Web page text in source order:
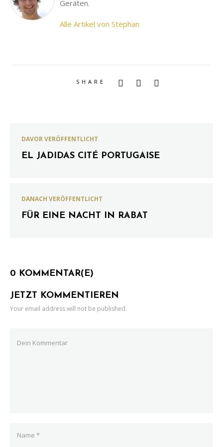
Geräten.
Alle Artikel von Stephan
SHARE
DAVOR VERÖFFENTLICHT
EL JADIDAS CITÉ PORTUGAISE
DANACH VERÖFFENTLICHT
FÜR EINE NACHT IN RABAT
0 KOMMENTAR(E)
JETZT KOMMENTIEREN
Your email address will not be published.